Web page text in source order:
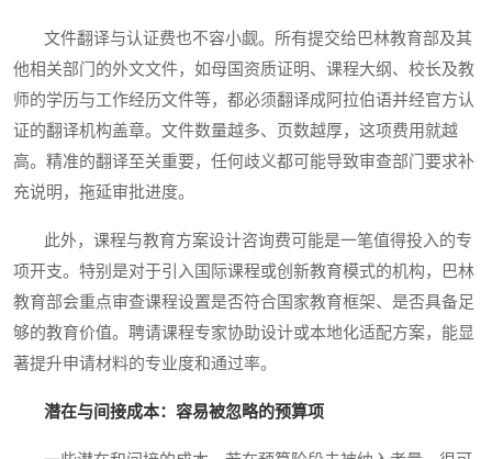
文件翻译与认证费也不容小觑。所有提交给巴林教育部及其
他相关部门的外文文件，如母国资质证明、课程大纲、校长及教
师的学历与工作经历文件等，都必须翻译成阿拉伯语并经官方认
证的翻译机构盖章。文件数量越多、页数越厚，这项费用就越
高。精准的翻译至关重要，任何歧义都可能导致审查部门要求补
充说明，拖延审批进度。
此外，课程与教育方案设计咨询费可能是一笔值得投入的专
项开支。特别是对于引入国际课程或创新教育模式的机构，巴林
教育部会重点审查课程设置是否符合国家教育框架、是否具备足
够的教育价值。聘请课程专家协助设计或本地化适配方案，能显
著提升申请材料的专业度和通过率。
潜在与间接成本：容易被忽略的预算项